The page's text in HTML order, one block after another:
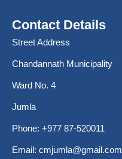
Contact Details
Street Address
Chandannath Municipality
Ward No. 4
Jumla
Phone: +977 87-520011
Email: cmjumla@gmail.com